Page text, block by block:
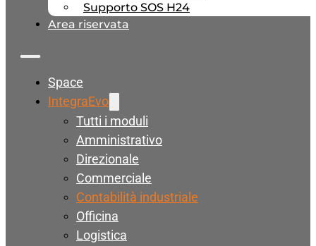
Supporto SOS H24
Area riservata
Space
IntegraEvo
Tutti i moduli
Amministrativo
Direzionale
Commerciale
Contabilità industriale
Officina
Logistica